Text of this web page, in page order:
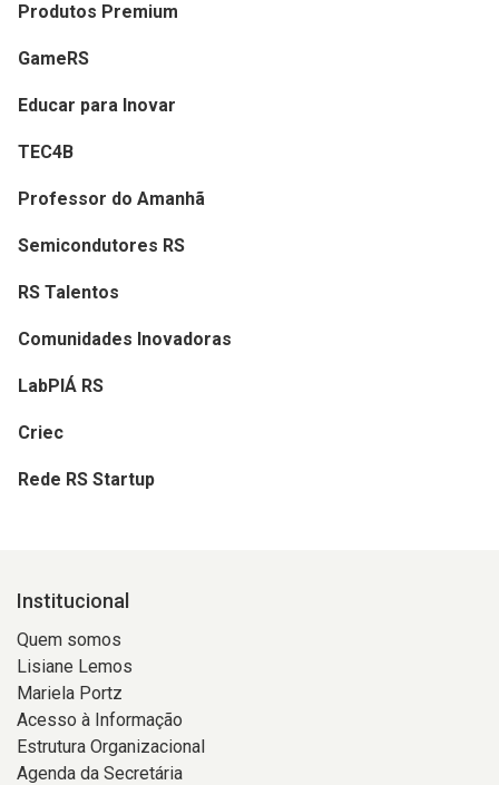
Produtos Premium
GameRS
Educar para Inovar
TEC4B
Professor do Amanhã
Semicondutores RS
RS Talentos
Comunidades Inovadoras
LabPIÁ RS
Criec
Rede RS Startup
Institucional
Quem somos
Lisiane Lemos
Mariela Portz
Acesso à Informação
Estrutura Organizacional
Agenda da Secretária